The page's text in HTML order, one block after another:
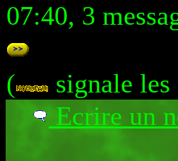
07:40, 3
(
signale les
Ecrire un